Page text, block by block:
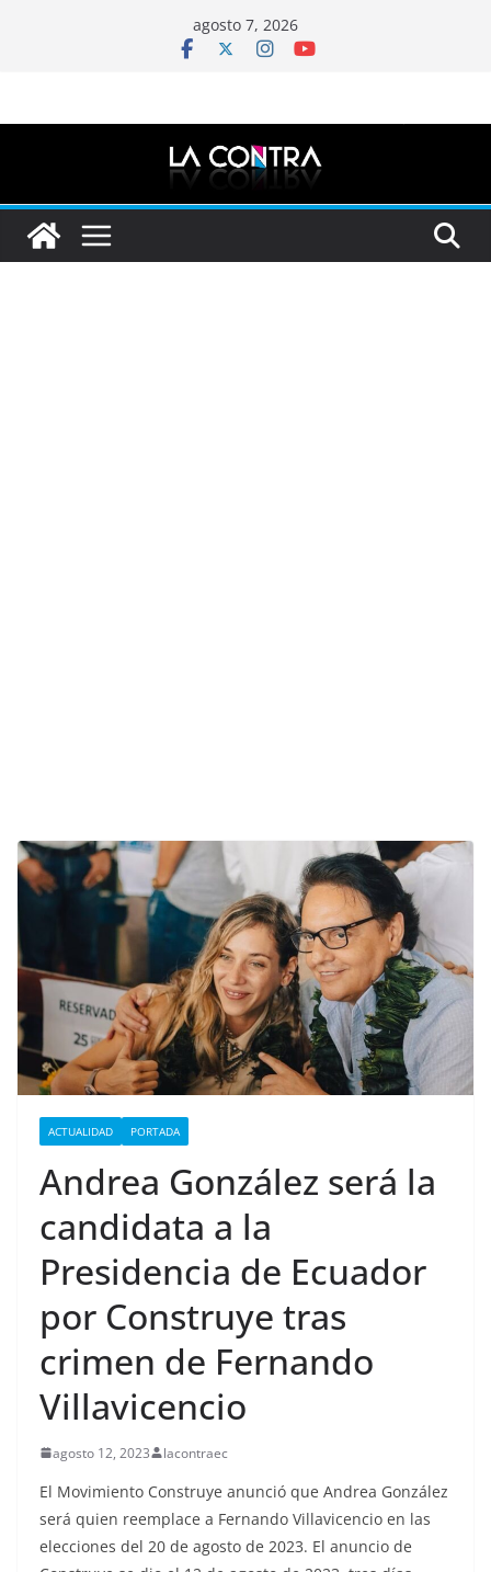
agosto 7, 2026
ACTUALIDAD PORTADA
Andrea González será la
candidata a la
Presidencia de Ecuador
por Construye tras
crimen de Fernando
Villavicencio
agosto 12, 2023 lacontraec
El Movimiento Construye anunció que Andrea González
será quien reemplace a Fernando Villavicencio en las
elecciones del 20 de agosto de 2023. El anuncio de